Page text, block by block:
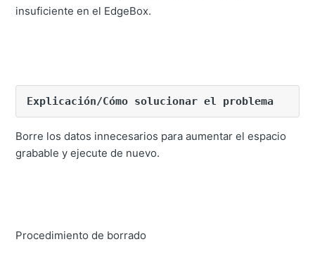
No se puede recibir información de corrección GNSS
como estación fija.
Sin fuente de alimentación
insuficiente en el EdgeBox.
Explicación/Cómo solucionar el problema
Borre los datos innecesarios para aumentar el espacio
grabable y ejecute de nuevo.
Procedimiento de borrado